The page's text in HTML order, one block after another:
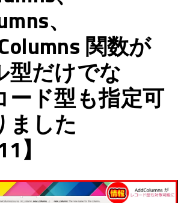
、
関数が
型だけでな
ード型も指定可
ました
】